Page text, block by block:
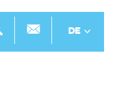
DE